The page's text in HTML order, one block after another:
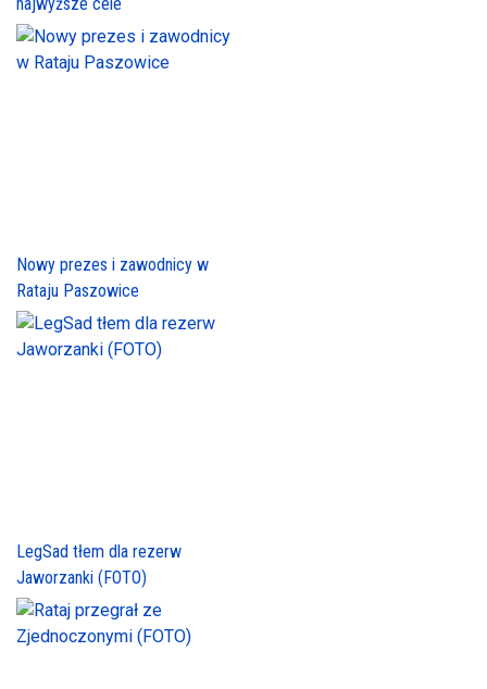
Nowy prezes i zawodnicy w
Rataju Paszowice
LegSad tłem dla rezerw
Jaworzanki (FOTO)